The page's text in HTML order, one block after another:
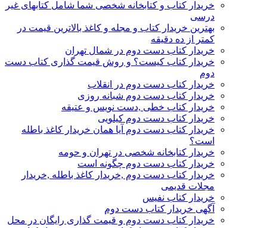
خریدار کتاب و کتابخانه شخصی شما شامل کتابهای غیر
درسی
بهترین خریدار کتاب و مجله و کاغذ بالاترین قیمت در
کمتر از ده دقیقه
خریدار کتاب دست دوم در شمال تهران
خریدار کتاب کیست؟ و روش قیمت گذاری کتاب دست
دوم
خریدار کتاب دست دوم در انقلاب
خریدار کتاب دست دوم شبانه روزی
خریدار کتاب خطی ,دست نویس و عتیقه
خریدار کتاب دست دوم کیلویی
خریدار کتاب دست دوم آیا همان خریدار کاغذ باطله
است؟
خریدار کتابخانه شخصی در تهران و حومه
خریدار کتاب دست دوم چگونه است
خریدار کتاب دست دوم ,خریدار کاغذ باطله ,خریدار
مجلات قدیمی
خریدار کتاب نفیس
آگهی خریدار کتاب دست دوم
خریدار کتاب دست دوم و قیمت گذاری رایگان در محل